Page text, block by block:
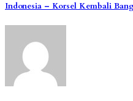
Indonesia – Korsel Kembali